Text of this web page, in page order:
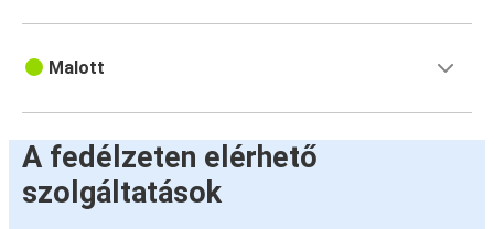
Malott
A fedélzeten elérhető
szolgáltatások